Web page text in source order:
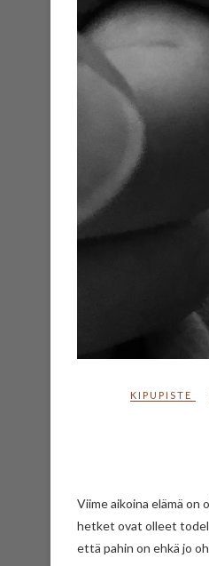
KIPUPISTE
Viime aikoina elämä on ollut hurjaa pyöritystä. Ihan liiankin hurjaa! Osa viime aikaisista hetkistä ovat olleet kauniita, mutta jotkin
hetket ovat olleet
että pahin on ehkä jo